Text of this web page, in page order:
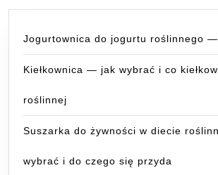
Jogurtownica do jogurtu roślinnego
Kiełkownica — jak wybrać i co
roślinnej
Suszarka do żywności w diecie
wybrać i do czego się przyda